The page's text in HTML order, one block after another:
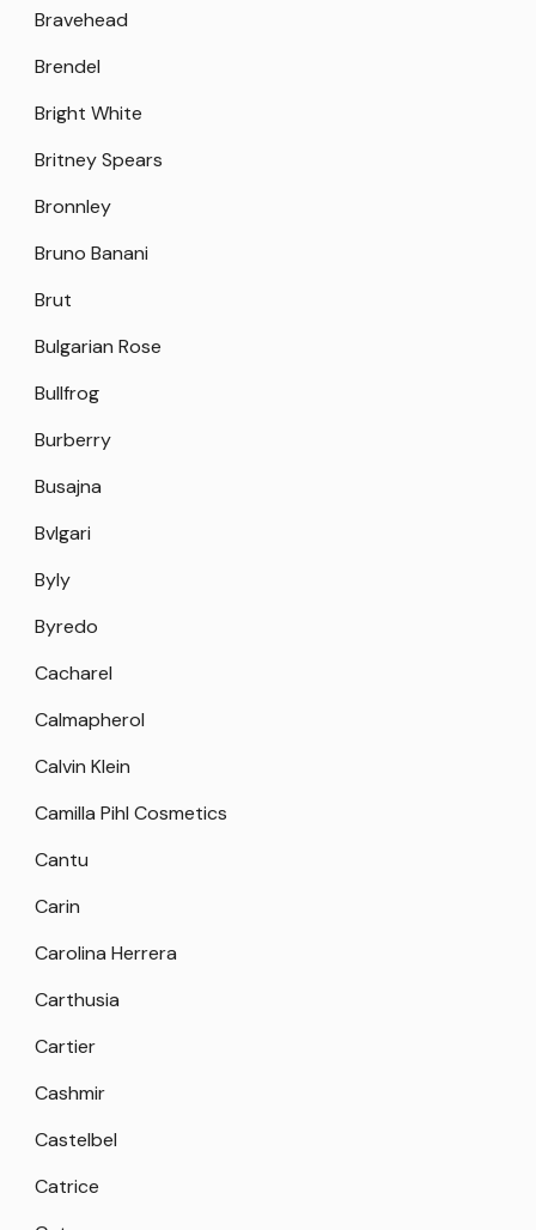
Bravehead
Brendel
Bright White
Britney Spears
Bronnley
Bruno Banani
Brut
Bulgarian Rose
Bullfrog
Burberry
Busajna
Bvlgari
Byly
Byredo
Cacharel
Calmapherol
Calvin Klein
Camilla Pihl Cosmetics
Cantu
Carin
Carolina Herrera
Carthusia
Cartier
Cashmir
Castelbel
Catrice